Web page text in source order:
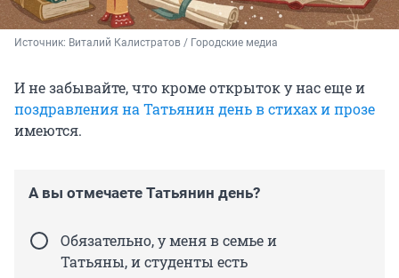
Источник: Виталий Калистратов / Городские медиа
И не забывайте, что кроме открыток у нас еще и
поздравления на Татьянин день в стихах и прозе
имеются.
А вы отмечаете Татьянин день?
Обязательно, у меня в семье и
Татьяны, и студенты есть